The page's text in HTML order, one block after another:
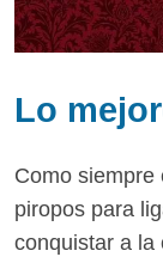
Lo
Como siempre
piropos para
conquistar a la